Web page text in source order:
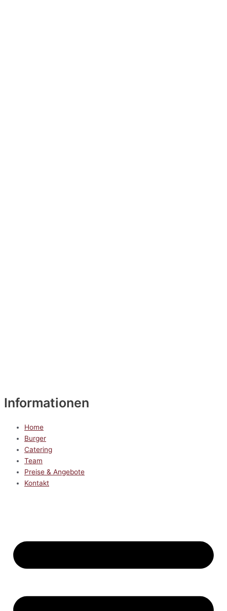
Informationen
Home
Burger
Catering
Team
Preise & Angebote
Kontakt